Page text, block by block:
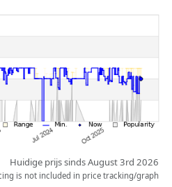
van prijs, vergoedingen door
invoed op. Alleen bij gelijke prijzen
volgorde beïnvloeden.
Huidige prijs sinds August 3rd 2026
is not included in price tracking/graph